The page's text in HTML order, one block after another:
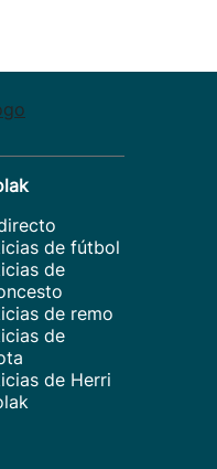
de fútbol
de
de remo
de
de Herri